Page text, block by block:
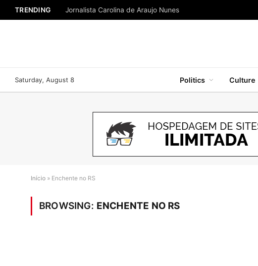
TRENDING Jornalista Carolina de Araujo Nunes
Saturday, August 8 Politics Culture
Início » Enchente no RS
BROWSING: ENCHENTE NO RS